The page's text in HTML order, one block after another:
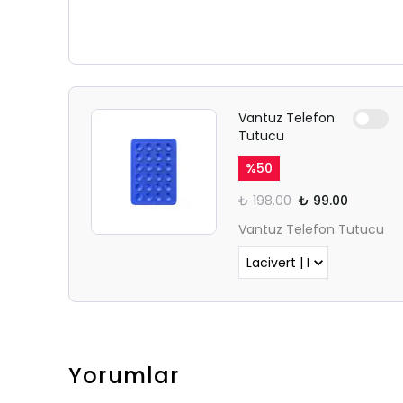
Vantuz Telefon
Tutucu
%50
₺ 198.00 ₺ 99.00
Vantuz Telefon Tutucu
Yorumlar